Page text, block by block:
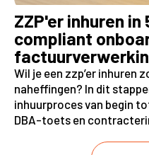
ZZP'er inhuren
compliant
Wil je een zzp’er inhuren
naheffingen? In dit
inhuurproces van begin
DBA-toets en